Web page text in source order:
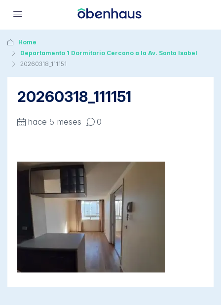
Home
Departamento 1 Dormitorio Cercano a la Av. Santa Isabel
20260318_111151
20260318_111151
hace 5 meses 0